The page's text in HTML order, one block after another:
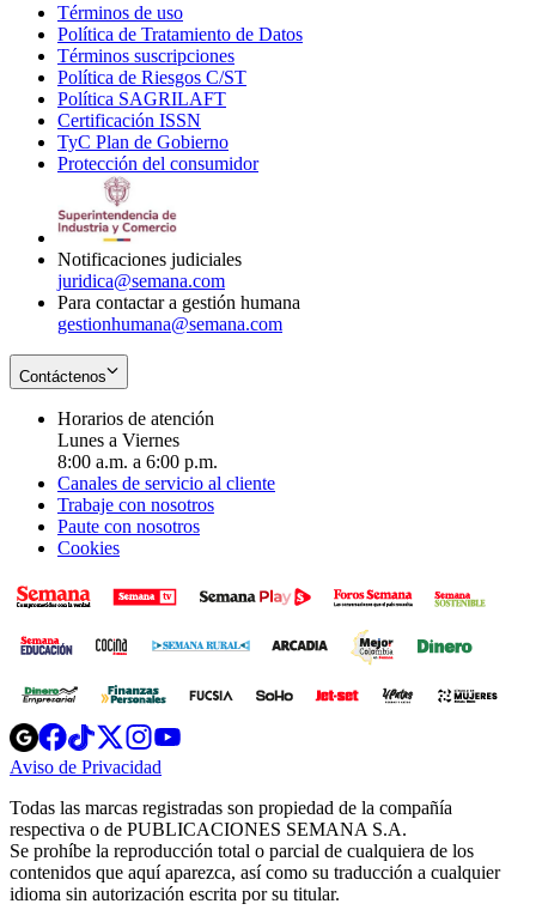
Términos de uso
in
new
window
Política de Tratamiento de Datos
Términos suscripciones
in
Política de Riesgos C/ST
Política SAGRILAFT
new
window
Certificación ISSN
in
new
TyC Plan de Gobierno
in
Protección del consumidorOpens
Notificaciones judiciales
juridica@semana.com
Para contactar a gestión humana
gestionhumana@semana.com
Contáctenos
Horarios de atención
Lunes a Viernes
8:00 a.m. a 6:00 p.m.
Canales de servicio al cliente
Trabaje con nosotros
Paute con nosotros
Cookies
Opens
in
new
Opens
in
new
Opens
in
new
window
Opens
new
windowwindow
Aviso de Privacidad
new
window
Todas las marcas registradas son propiedad de la compañía
respectiva o de PUBLICACIONES SEMANA S.A.
Se prohíbe la reproducción total o parcial de cualquiera de los
contenidos que aquí aparezca, así como su traducción a cualquier
idioma sin autorización escrita por su titular.